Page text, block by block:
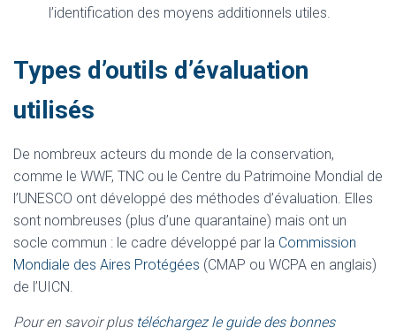
l’identification des moyens additionnels utiles.
Types d’outils d’évaluation
utilisés
De nombreux acteurs du monde de la conservation,
comme le WWF, TNC ou le Centre du Patrimoine Mondial de
l’UNESCO ont développé des méthodes d’évaluation. Elles
sont nombreuses (plus d’une quarantaine) mais ont un
socle commun : le cadre développé par la Commission
Mondiale des Aires Protégées (CMAP ou WCPA en anglais)
de l’UICN.
Pour en savoir plus téléchargez le guide des bonnes